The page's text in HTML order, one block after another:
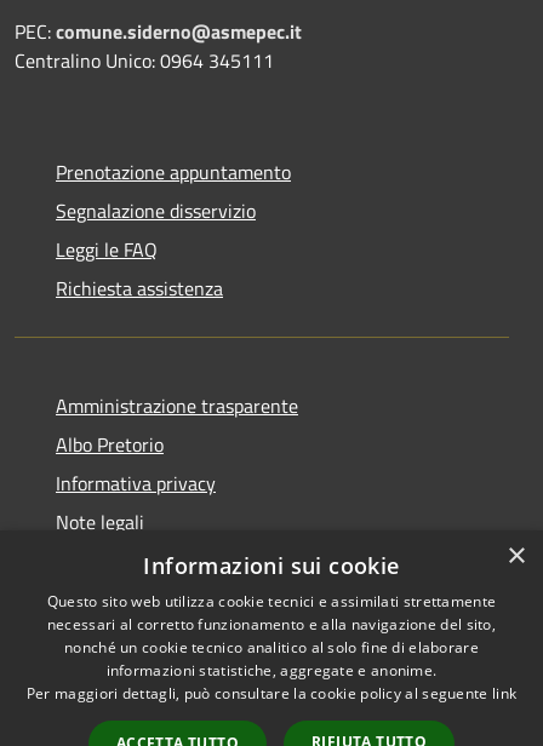
PEC:comune.siderno@asmepec.it
Centralino Unico: 0964 345111
Prenotazione appuntamento
Segnalazione disservizio
Leggi le FAQ
Richiesta assistenza
Amministrazione trasparente
Albo Pretorio
Informativa privacy
Note legali
Dichiarazione di accessibilità
RSS
Accessibilità
Copyright © 2026 • Comune di
×
Informazioni sui cookie
Questo sito web utilizza cookie tecnici e assimilati strettamente
necessari al corretto funzionamento e alla navigazione del sito,
nonché un cookie tecnico analitico al solo fine di elaborare
informazioni statistiche, aggregate e anonime.
Per maggiori dettagli, può consultare la cookie policy al seguente link
RIFIUTA TUTTO